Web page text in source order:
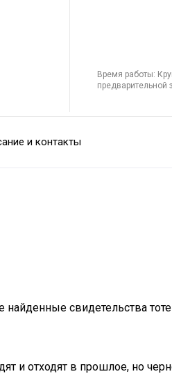
Время работы:
предварительной
и контакты
найденные свидетельства
отходят в прошлое, но